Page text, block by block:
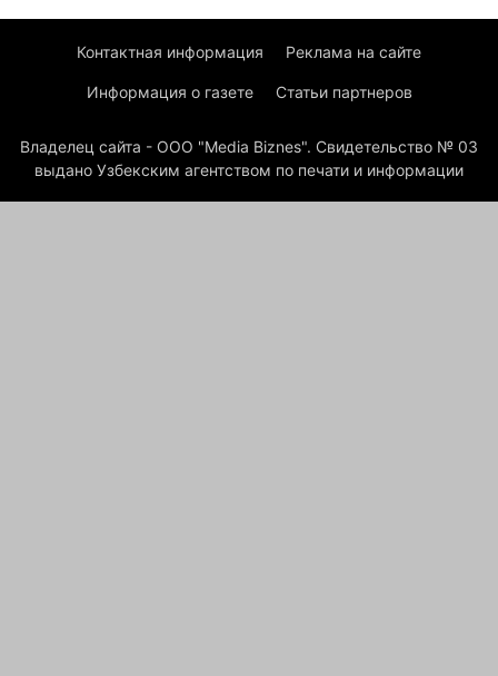
Контактная информация Реклама на сайте
Информация о газете Статьи партнеров
Владелец сайта - ООО "Media Biznes". Свидетельство № 03
выдано Узбекским агентством по печати и информации